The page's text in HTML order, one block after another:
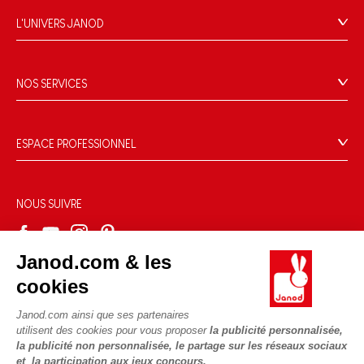
Janod.com & les
cookies
Janod.com ainsi que ses partenaires
utilisent des cookies pour vous proposer la publicité personnalisée,
la publicité non personnalisée, le partage sur les réseaux sociaux
et la participation aux jeux concours.
FAQ
Contact
Rappel Produits
Données personnelles
Gestion des cookies
L'UNIVERS JANOD
Le design
Blog Conseils d'Experts
Le FSC®, c'est quoi ?
Sélection de jouets par âge
Fiche environnementale
NOS SERVICES
Paiement
Livraison
Nos guides d'achat
Les pièces d'usure
ESPACE PROFESSIONNEL
Espace recrutement
NOUS SUIVRE